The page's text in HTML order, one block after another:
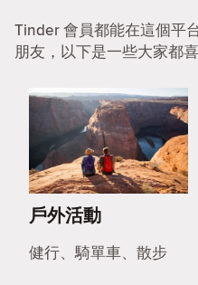
Tinder 會員都能在這個平
朋友，以下是一些大家都
戶外活動
健行、騎單車、散步